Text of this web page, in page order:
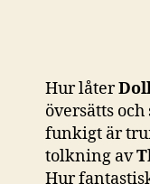
Hur låter
översätts
funkigt är
tolkning av
Hur